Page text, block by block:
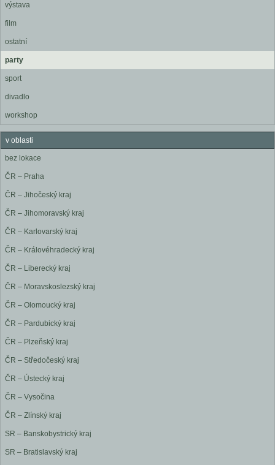
výstava
film
ostatní
party
sport
divadlo
workshop
v oblasti
bez lokace
ČR – Praha
ČR – Jihočeský kraj
ČR – Jihomoravský kraj
ČR – Karlovarský kraj
ČR – Královéhradecký kraj
ČR – Liberecký kraj
ČR – Moravskoslezský kraj
ČR – Olomoucký kraj
ČR – Pardubický kraj
ČR – Plzeňský kraj
ČR – Středočeský kraj
ČR – Ústecký kraj
ČR – Vysočina
ČR – Zlínský kraj
SR – Banskobystrický kraj
SR – Bratislavský kraj